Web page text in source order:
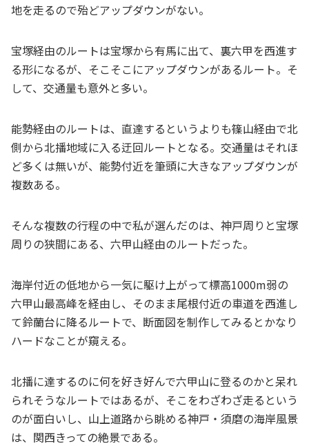
地を走るので殆どアップダウンがない。
宝塚経由のルートは宝塚から有馬に出て、裏六甲を西進す
る形になるが、そこそこにアップダウンがあるルート。そ
して、交通量も意外と多い。
能勢経由のルートは、直達するというよりも篠山経由で北
側から北播地域に入る迂回ルートとなる。交通量はそれほ
ど多くは無いが、能勢付近を筆頭に大きなアップダウンが
複数ある。
そんな複数の行程の中で私が選んだのは、神戸周りと宝塚
周りの狭間にある、六甲山経由のルートだった。
海岸付近の低地から一気に駆け上がって標高1000m弱の
六甲山最高峰を経由し、そのまま尾根付近の車道を西進し
て鈴蘭台に降るルートで、断面図を制作してみるとかなり
ハードなことが窺える。
北播に達するのに何を好き好んで六甲山に登るのかと呆れ
られそうなルートではあるが、そこをわざわざ走るという
のが面白いし、山上道路から眺める神戸・須磨の海岸風景
は、関西きっての絶景である。